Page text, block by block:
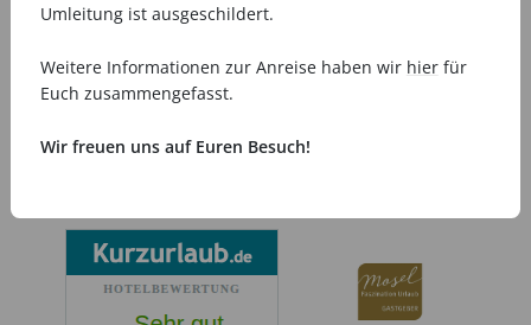
Winzerzeit
229,00 €
Umleitung ist ausgeschildert.
Weitere Informationen zur Anreise haben wir hierfür
Euch zusammengefasst.
Wir freuen uns auf Euren Besuch!